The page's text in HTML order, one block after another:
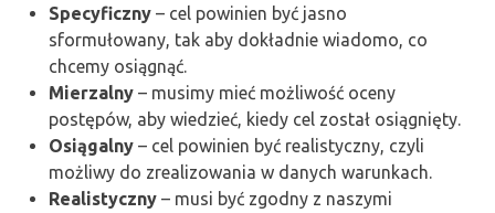
Specyficzny – cel powinien być jasno
sformułowany, tak aby dokładnie wiadomo, co
chcemy osiągnąć.
Mierzalny – musimy mieć możliwość oceny
postępów, aby wiedzieć, kiedy cel został osiągnięty.
Osiągalny – cel powinien być realistyczny, czyli
możliwy do zrealizowania w danych warunkach.
Realistyczny – musi być zgodny z naszymi